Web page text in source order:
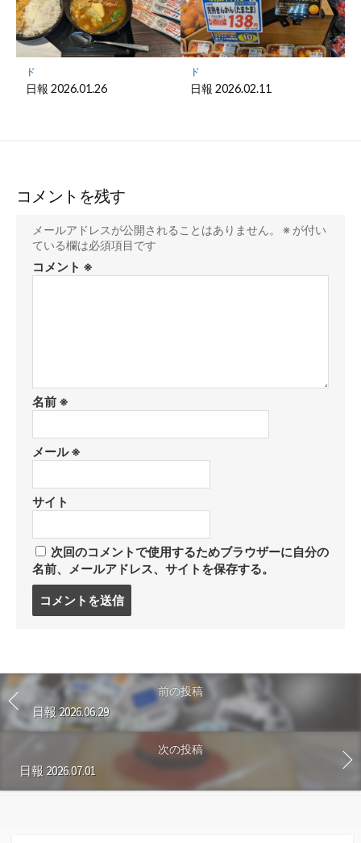
ド
日報 2026.01.26
ド
日報 2026.02.11
コメントを残す
メールアドレスが公開されることはありません。 ※ が付い
ている欄は必須項目です
コメント ※
名前 ※
メール※
サイト
次回のコメントで使用するためブラウザーに自分の
名前、メールアドレス、サイトを保存する。
る
前の投稿
日報 2026.06.29
次の投稿
日報 2026.07.01